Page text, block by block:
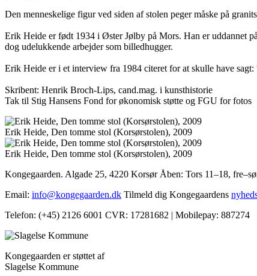
Den menneskelige figur ved siden af stolen peger måske på
Erik Heide er født 1934 i Øster Jølby på Mors. Han er uddannet
dog udelukkende arbejder som billedhugger.
Erik Heide er i et interview fra 1984 citeret for at skulle have
Skribent: Henrik Broch-Lips, cand.mag. i kunsthistorie
Tak til Stig Hansens Fond for økonomisk støtte og FGU for fotos
Erik Heide, Den tomme stol (Korsørstolen), 2009
Erik Heide, Den tomme stol (Korsørstolen), 2009
Kongegaarden. Algade 25, 4220 Korsør Åben: Tors 11–18,
Email: info@kongegaarden.dk Tilmeld dig Kongegaardens
Telefon: (+45) 2126 6001 CVR: 17281682 | Mobilepay: 887274
Kongegaarden er støttet af
Slagelse Kommune